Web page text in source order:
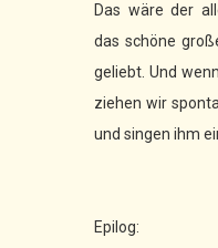
Das wäre der
das schöne
geliebt. Und
ziehen wir
und singen ihm
Epilog: